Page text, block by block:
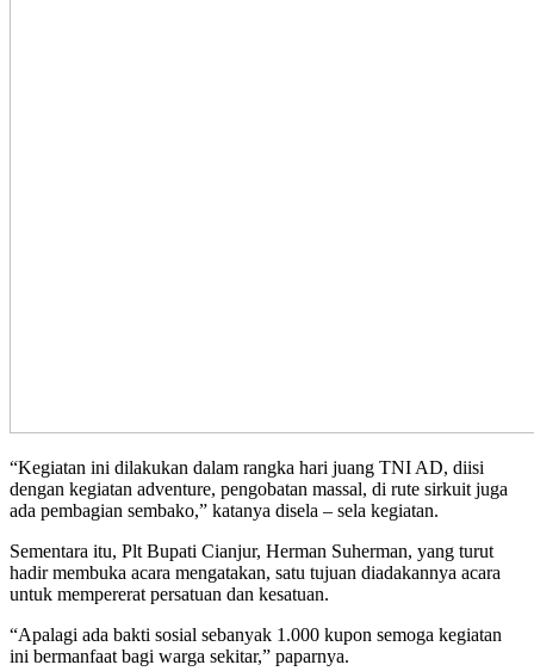
“Kegiatan ini dilakukan dalam rangka hari juang TNI AD, diisi
dengan kegiatan adventure, pengobatan massal, di rute sirkuit juga
ada pembagian sembako,” katanya disela – sela kegiatan.
Sementara itu, Plt Bupati Cianjur, Herman Suherman, yang turut
hadir membuka acara mengatakan, satu tujuan diadakannya acara
untuk mempererat persatuan dan kesatuan.
“Apalagi ada bakti sosial sebanyak 1.000 kupon semoga kegiatan
ini bermanfaat bagi warga sekitar,” paparnya.